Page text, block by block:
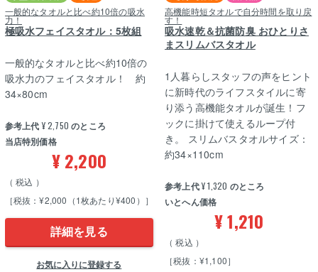
一般的なタオルと比べ約10倍の吸水
力！
極吸水フェイスタオル：5枚組
参考上代 ¥2,750 のところ
当店特別価格
¥ 2,200
税込
［税抜：¥2,000（1枚あたり¥400）］
一般的なタオルと比べ約10倍の
吸水力のフェイスタオル！ 約
34×80cm
詳細を見る
お気に入りに登録する
高機能時短タオルで自分時間を取り戻
す！
吸水速乾＆抗菌防臭 おひとりさ
まスリムバスタオル
参考上代¥ 1,320 のところ
いとへん価格
¥1,210
税込
［税抜：¥1,100］
1人暮らしスタッフの声をヒント
に新時代のライフスタイルに寄
り添う高機能タオルが誕生！フ
ックに掛けて使えるループ付
き。 スリムバスタオルサイズ：
約34×110cm